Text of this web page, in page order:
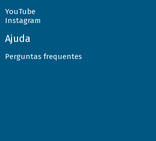
YouTube
Instagram
Ajuda
Perguntas frequentes